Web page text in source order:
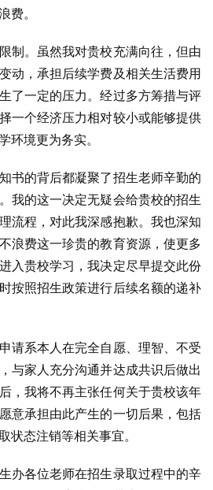
费。
制。虽然我对贵校充满向往，但由
动，承担后续学费及相关生活费用
了一定的压力。经过多方筹措与评
一个经济压力相对较小或能够提供
环境更为务实。
书的背后都凝聚了招生老师辛勤的
我的这一决定无疑会给贵校的招生
流程，对此我深感抱歉。我也深知
浪费这一珍贵的教育资源，使更多
入贵校学习，我决定尽早提交此份
按照招生政策进行后续名额的递补
请系本人在完全自愿、理智、不受
与家人充分沟通并达成共识后做出
，我将不再主张任何关于贵校该年
意承担由此产生的一切后果，包括
状态注销等相关事宜。
办各位老师在招生录取过程中的辛